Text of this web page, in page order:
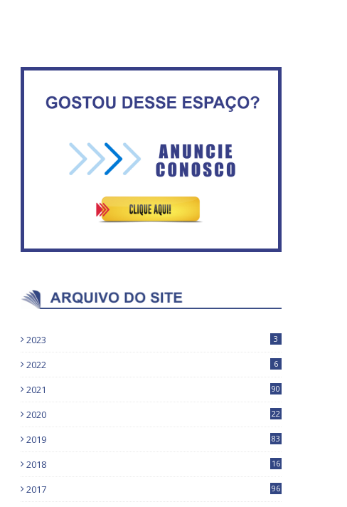
No Brasil do golpe, 61,5 mi
será sustentada por 52 jatos
disse Bolsonaro sobre
Previdência
2023 3
2022 6
2021 90
2020
22
2019
83
2018
16
2017
96